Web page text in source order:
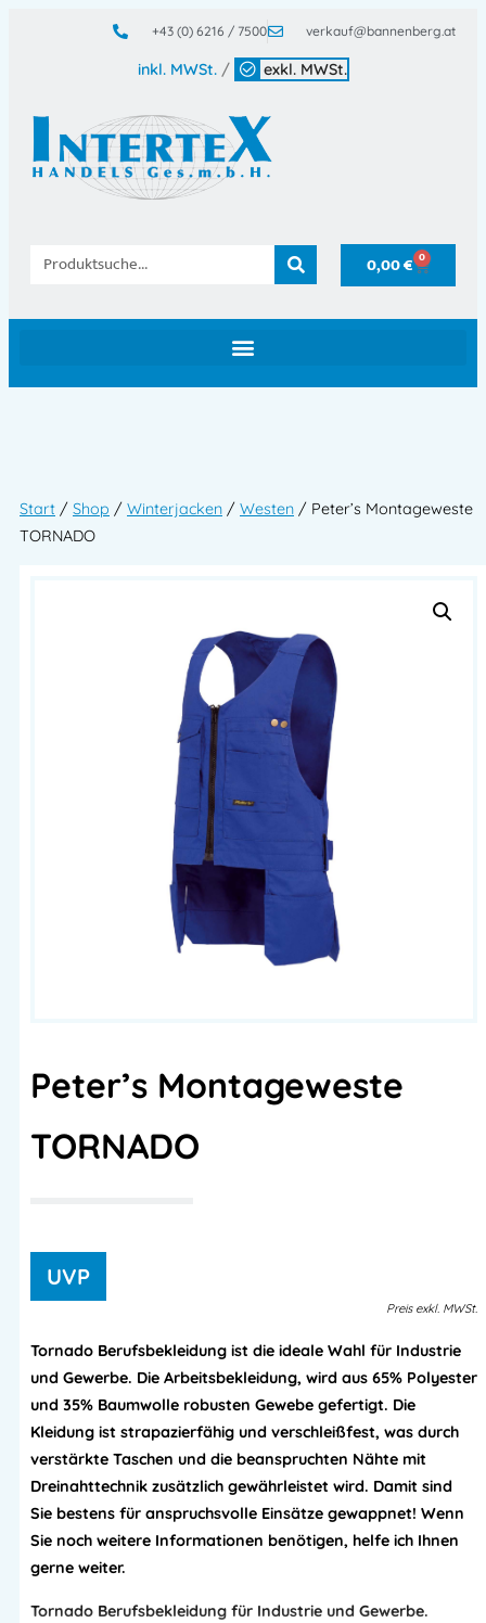
+43 (0) 6216 / 7500 verkauf@bannenberg.at
inkl. MWSt./ exkl. MWSt.
0,00€ 0
Start / Shop / Winterjacken / Westen / Peter’s Montageweste
TORNADO
Peter’s Montageweste
TORNADO
Preis exkl. MWSt.
Tornado Berufsbekleidung ist die ideale Wahl für Industrie
und Gewerbe. Die Arbeitsbekleidung, wird aus 65% Polyester
und 35% Baumwolle robusten Gewebe gefertigt. Die
Kleidung ist strapazierfähig und verschleißfest, was durch
verstärkte Taschen und die beanspruchten Nähte mit
Dreinahttechnik zusätzlich gewährleistet wird. Damit sind
Sie bestens für anspruchsvolle Einsätze gewappnet! Wenn
Sie noch weitere Informationen benötigen, helfe ich Ihnen
gerne weiter.
Tornado Berufsbekleidung für Industrie und Gewerbe.